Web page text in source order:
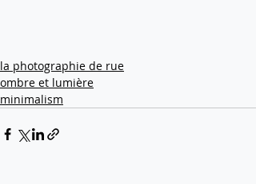
la photographie de rue
ombre et lumière
minimalism